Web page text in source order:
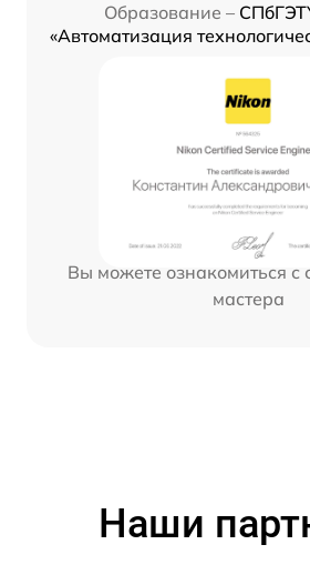
Образование –
«Автоматизация
Вы можете ознакомиться с
мастера
Наши